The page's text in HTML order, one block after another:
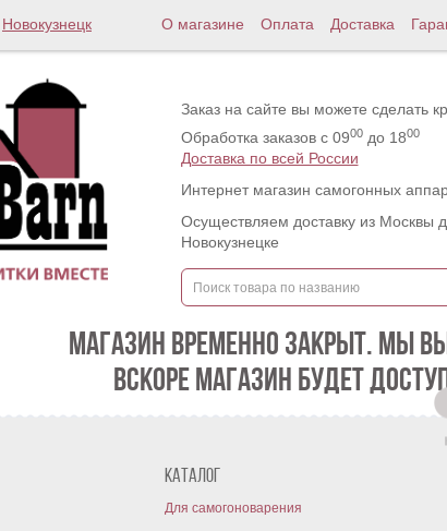
Новокузнецк О магазине Оплата Доставка
Заказ на сайте вы можете сделать
Обработка заказов с 0900до 1800
Доставка по всей России
Интернет магазин самогонных
Осуществляем доставку из Москвы
Новокузнецке
МАГАЗИН ВРЕМЕННО ЗАКРЫТ. МЫ
ВСКОРЕ МАГАЗИН БУДЕТ
Каталог
Для самогоноварения